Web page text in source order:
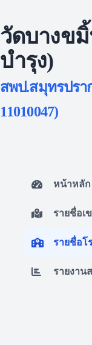
วัดบางข
บำรุง)
สพป.สมุทรปรา
11010047)
หน้าหลัก
รายชื่อเ
รายชื่อโ
รายงาน